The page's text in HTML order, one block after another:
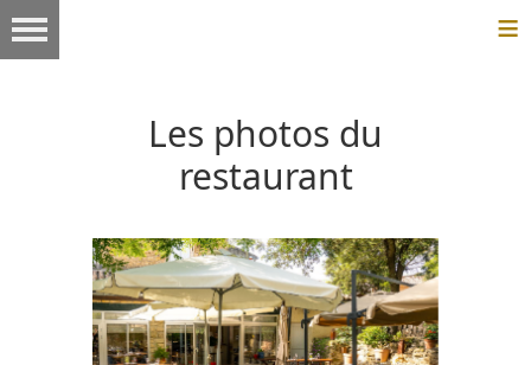
≡
Les photos du
restaurant